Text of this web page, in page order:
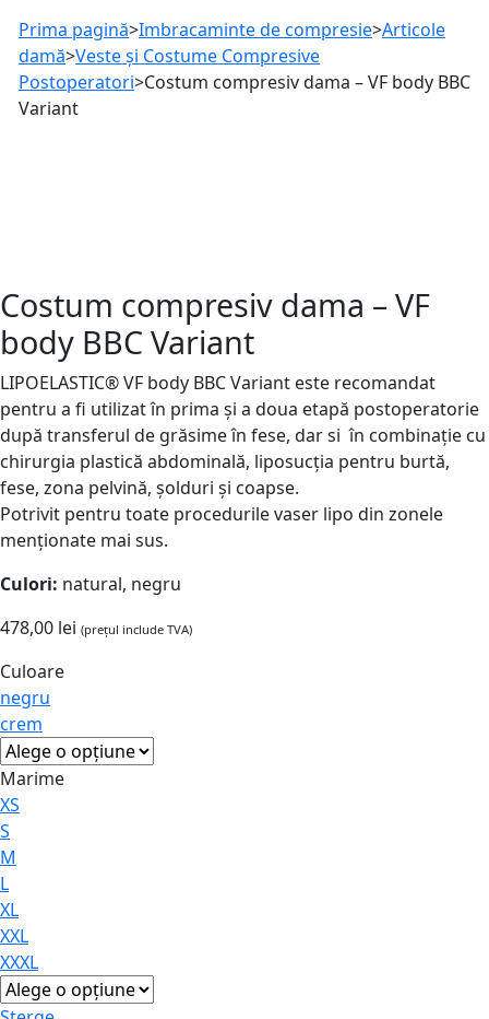
Prima pagină>Imbracaminte de compresie>Articole
damă>Veste și Costume Compresive
Postoperatori>Costum compresiv dama – VF body BBC
Variant
Costum compresiv dama – VF
body BBC Variant
LIPOELASTIC® VF body BBC Variant este recomandat
pentru a fi utilizat în prima și a doua etapă postoperatorie
după transferul de grăsime în fese, dar si în combinație cu
chirurgia plastică abdominală, liposucția pentru burtă,
fese, zona pelvină, șolduri și coapse.
Potrivit pentru toate procedurile vaser lipo din zonele
menționate mai sus.
Culori: natural, negru
478,00 lei (prețul include TVA)
Culoare
negru
crem
Marime
XS
S
M
L
XL
XXL
XXXL